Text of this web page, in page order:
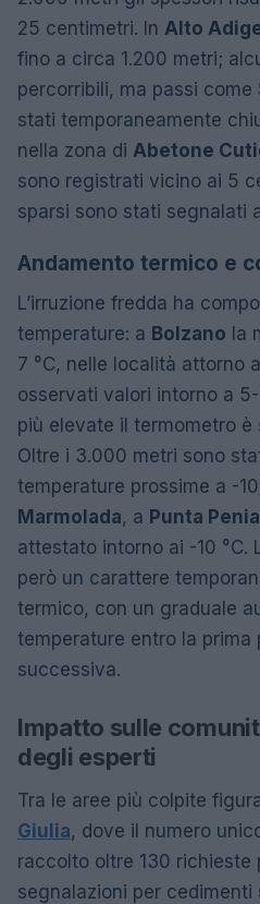
25 centimetri. In Alto
fino a circa 1.200 metri;
percorribili, ma passi come
stati temporaneamente
nella zona di Abetone
sono registrati vicino ai 5
sparsi sono stati segnalati
Andamento termico e
L’irruzione fredda ha
temperature: a Bolzano la
7 °C, nelle località attorno
osservati valori intorno a
più elevate il termometro è
Oltre i 3.000 metri sono
temperature prossime a -
Marmolada, a Punta Penia
attestato intorno ai -10 °C.
però un carattere
termico, con un graduale
temperature entro la prima
successiva.
Impatto sulle
degli esperti
Tra le aree più colpite
Giulia, dove il numero
raccolto oltre 130 richieste
segnalazioni per